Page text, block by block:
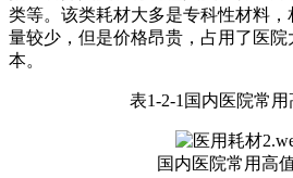
类等。该类耗材大多是专科性材料，
量较少，但是价格昂贵，占用了医
本。
表1-2-1国内医院常
国内医院常用高